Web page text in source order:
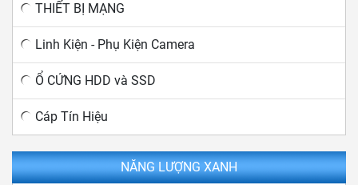
THIẾT BỊ MẠNG
Linh Kiện - Phụ Kiện Camera
Ổ CỨNG HDD và SSD
Cáp Tín Hiệu
NĂNG LƯỢNG XANH